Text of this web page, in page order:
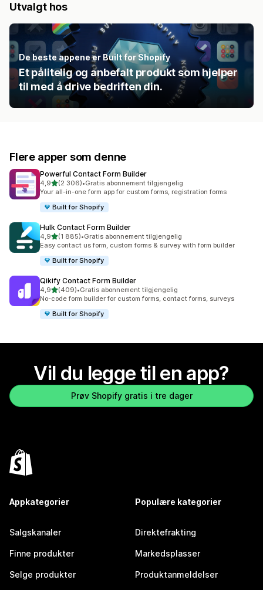
Utvalgt hos
De beste appene er Built for Shopify
Et pålitelig og anbefalt produkt som hjelper
til med å drive bedriften din.
Flere apper som denne
Powerful Contact Form Builder
4,9av 5 stjerner
(2 306)
Totalt 2306 omtaler
•Gratis abonnement tilgjengelig
Your all-in-one form app for custom forms, registration forms
Built for Shopify
Hulk Contact Form Builder
4,9av 5 stjerner
(1 885)
Totalt 1885 omtaler
•Gratis abonnement tilgjengelig
Easy contact us form, custom forms & survey with form builder
Built for Shopify
Qikify Contact Form Builder
4,9av 5 stjerner
(409)
Totalt 409 omtaler
•Gratis abonnement tilgjengelig
No-code form builder for custom forms, contact forms, surveys
Built for Shopify
Vil du legge til en app?
Prøv Shopify gratis i tre dager
Appkategorier
Salgskanaler
Finne produkter
Selge produkter
Populære kategorier
Direktefrakting
Markedsplasser
Produktanmeldelser